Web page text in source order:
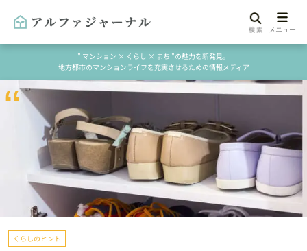
" マンション × くらし × まち "の魅力を新発見。
地方都市のマンションライフを充実させるための情報メディア
くらしのヒント